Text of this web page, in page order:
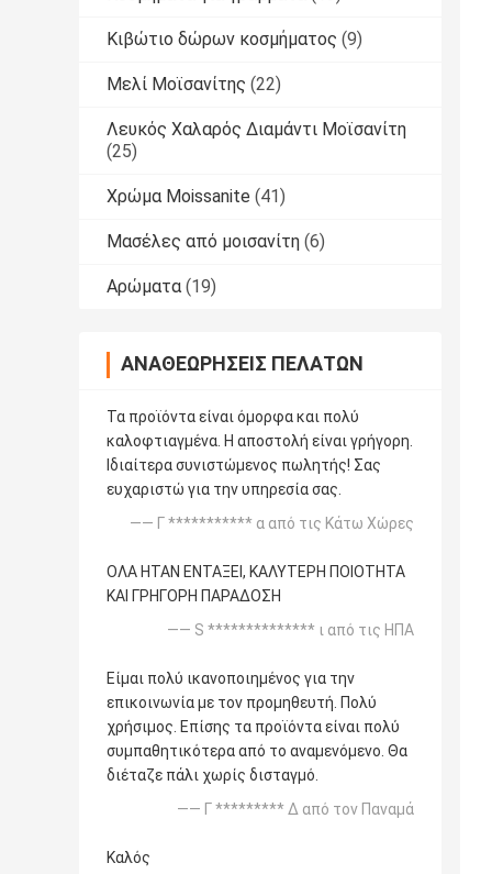
Κιβώτιο δώρων κοσμήματος (9)
Μελί Μοϊσανίτης (22)
Λευκός Χαλαρός Διαμάντι Μοϊσανίτη
(25)
Χρώμα Moissanite (41)
Μασέλες από μοισανίτη (6)
Αρώματα (19)
ΑΝΑΘΕΩΡΉΣΕΙΣ ΠΕΛΑΤΏΝ
Τα προϊόντα είναι όμορφα και πολύ
καλοφτιαγμένα. Η αποστολή είναι γρήγορη.
Ιδιαίτερα συνιστώμενος πωλητής! Σας
ευχαριστώ για την υπηρεσία σας.
—— Γ *********** α από τις Κάτω Χώρες
ΟΛΑ ΗΤΑΝ ΕΝΤΑΞΕΙ, ΚΑΛΥΤΕΡΗ ΠΟΙΟΤΗΤΑ
ΚΑΙ ΓΡΗΓΟΡΗ ΠΑΡΑΔΟΣΗ
—— S ************** ι από τις ΗΠΑ
Είμαι πολύ ικανοποιημένος για την
επικοινωνία με τον προμηθευτή. Πολύ
χρήσιμος. Επίσης τα προϊόντα είναι πολύ
συμπαθητικότερα από το αναμενόμενο. Θα
διέταζε πάλι χωρίς δισταγμό.
—— Γ ********* Δ από τον Παναμά
Καλός